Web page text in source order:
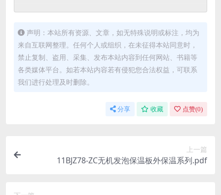
声明：本站所有资源、文章，如无特殊说明或标注，均为
来自互联网整理。任何个人或组织，在未征得本站同意时，
禁止复制、盗用、采集、发布本站内容到任何网站、书籍等
各类媒体平台。如若本站内容若有侵犯您合法权益，可联系
我们进行处理及时删除。
分享 收藏 点赞(0)
上一篇
11BJZ78-ZC无机发泡保温板外保温系列.pdf